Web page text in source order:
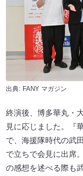
出典: FANY マガジン
終演後、博多華丸・
見に応じました。『
で、海援隊時代の武
で立ちで会見に出席
の感想を述べる際も